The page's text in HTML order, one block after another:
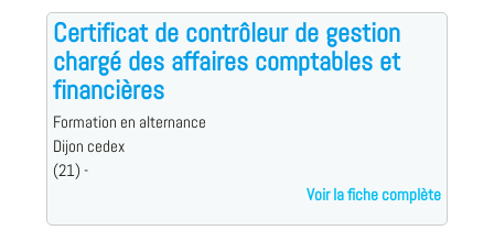
Certificat de contrôleur de gestion
chargé des affaires comptables et
financières
Formation en alternance
Dijon cedex
(21) -
Voir la fiche complète